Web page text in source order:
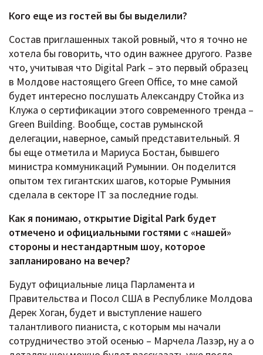
Кого еще из гостей вы бы выделили?
Состав приглашенных такой ровный, что я точно не
хотела бы говорить, что один важнее другого. Разве
что, учитывая что Digital Park – это первый образец
в Молдове настоящего Green Office, то мне самой
будет интересно послушать Александру Стойка из
Клужа о сертификации этого современного тренда –
Green Building. Вообще, состав румынской
делегации, наверное, самый представительный. Я
бы еще отметила и Мариуса Бостан, бывшего
министра коммуникаций Румынии. Он поделится
опытом тех гигантских шагов, которые Румыния
сделала в секторе IT за последние годы.
Как я понимаю, открытие Digital Park будет
отмечено и официальными гостями с «нашей»
стороны и нестандартным шоу, которое
запланировано на вечер?
Будут официальные лица Парламента и
Правительства и Посол США в Республике Молдова
Дерек Хоган, будет и выступление нашего
талантливого пианиста, с которым мы начали
сотрудничество этой осенью – Марчела Лазэр, ну а о